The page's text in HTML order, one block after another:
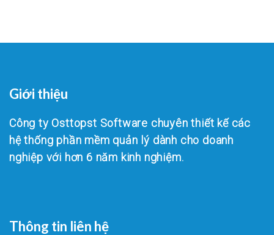
Giới thiệu
Công ty Osttopst Software chuyên thiết kế các
hệ thống phần mềm quản lý dành cho doanh
nghiệp với hơn 6 năm kinh nghiệm.
Thông tin liên hệ